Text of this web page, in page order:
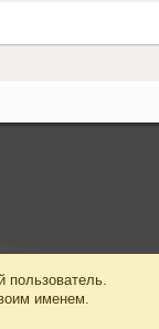
пользователь.
именем.